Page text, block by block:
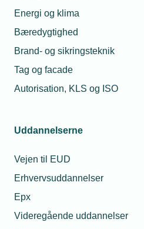
Energi og klima
Bæredygtighed
Brand- og sikringsteknik
Tag og facade
Autorisation, KLS og ISO
Uddannelserne
Vejen til EUD
Erhvervsuddannelser
Epx
Videregående uddannelser
Læs mere om samme emne:
Personalejura
Hvorfor fik min
montør en bøde for